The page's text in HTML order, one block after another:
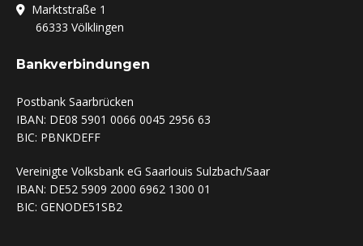
Marktstraße 1
‏‏‎ ‎‏‏‎ ‎‏‏‎ ‎‏‏‎ ‎‏‏‎ ‎‏‏‏‎ ‎66333Völklingen
Bankverbindungen
Postbank Saarbrücken
IBAN: DE08 5901 0066 0045 2956 63
BIC: PBNKDEFF
Vereinigte Volksbank eG Saarlouis Sulzbach/Saar
IBAN: DE52 5909 2000 6962 1300 01
BIC: GENODE51SB2